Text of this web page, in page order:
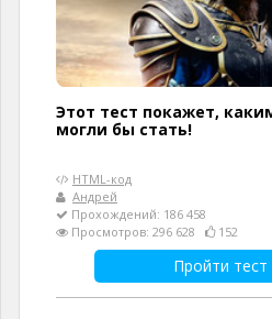
Этот тест покажет,
могли бы стать!
HTML-код
Андрей
Прохождений: 186 458
Просмотров: 296 628
152
Пройти тест